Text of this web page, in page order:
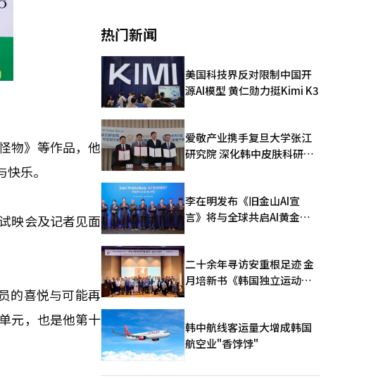
物》等作品，他
乐。
映会及记者见面
的喜悦与可能再
元，也是他第十
热门新闻
美国科技界反对限制中国开
源AI模型 黄仁勋力挺Kimi K3
爱敬产业携手复旦大学张江
研究院 深化韩中皮肤科研合
李在明发布《旧金山AI宣
言》将与全球共启AI黄金时
二十余年寻访安重根足迹 金
月培新书《韩国独立运动圣
韩中航线客运量大增成韩国
航空业"香饽饽"